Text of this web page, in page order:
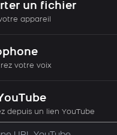
un fichier
appareil
votre voix
depuis un lien YouTube